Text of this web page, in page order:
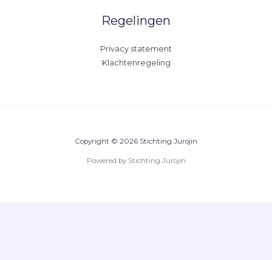
Regelingen
Privacy statement
Klachtenregeling
Copyright © 2026 Stichting Jurojin
Powered by Stichting Jurojin